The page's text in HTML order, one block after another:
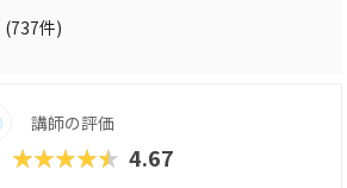
に新しいカリキュラムを追加していま
す。経営基盤が堅固だからこそ、流行
られるスクールと言えるでしょう。本
とした楽しい雰囲気なので、ぜひ気軽
(737件)
講師の評価
★★★★★ 4.67